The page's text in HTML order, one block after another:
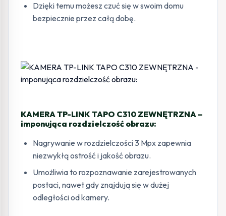
Dzięki temu możesz czuć się w swoim domu
bezpiecznie przez całą dobę.
KAMERA TP-LINK TAPO C310 ZEWNĘTRZNA –
imponująca rozdzielczość obrazu:
Nagrywanie w rozdzielczości 3 Mpx zapewnia
niezwykłą ostrość i jakość obrazu.
Umożliwia to rozpoznawanie zarejestrowanych
postaci, nawet gdy znajdują się w dużej
odległości od kamery.